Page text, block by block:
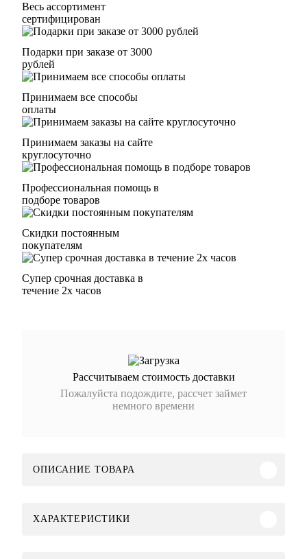
Весь ассортимент
сертифицирован
Подарки при заказе от 3000
рублей
Принимаем все способы
оплаты
Принимаем заказы на сайте
круглосуточно
Профессиональная помощь в
подборе товаров
Скидки постоянным
покупателям
Супер срочная доставка в
течение 2х часов
Рассчитываем стоимость доставки
Пожалуйста подождите, рассчет займет
немного времени
ОПИСАНИЕ ТОВАРА
ХАРАКТЕРИСТИКИ